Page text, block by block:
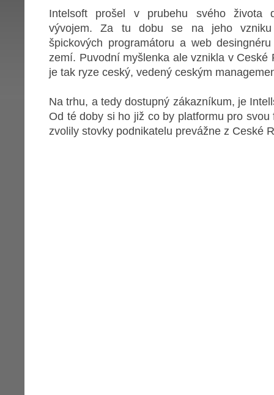
Intelsoft prošel v prubehu svého života
vývojem. Za tu dobu se na jeho vzniku
špickových programátoru a web
zemí. Puvodní myšlenka ale vznikla v Ceské
je tak ryze ceský, vedený ceským
Na trhu, a tedy dostupný zákazníkum, je
Od té doby si ho již co by platformu pro svou
zvolily stovky podnikatelu prevážne z Ceské